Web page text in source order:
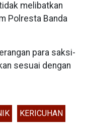
melibatkan
Polresta Banda
para saksi-
sesuai dengan
KERICUHAN